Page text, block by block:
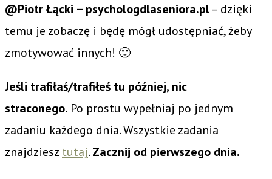
@Piotr Łącki – psychologdlaseniora.pl– dzięki
temu je zobaczę i będę mógł udostępniać, żeby
zmotywować innych! 🙂
Jeśli trafiłaś/trafiłeś tu później, nic
straconego. Po prostu wypełniaj po jednym
zadaniu każdego dnia. Wszystkie zadania
znajdziesz tutaj.Zacznij od pierwszego dnia.